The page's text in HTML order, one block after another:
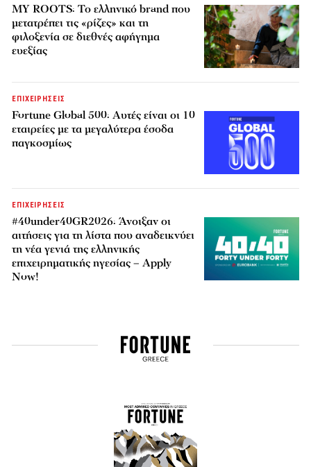
MY ROOTS: Το ελληνικό brand που
μετατρέπει τις «ρίζες» και τη
φιλοξενία σε διεθνές αφήγημα
ευεξίας
ΕΠΙΧΕΙΡΗΣΕΙΣ
Fortune Global 500: Αυτές είναι οι 10
εταιρείες με τα μεγαλύτερα έσοδα
παγκοσμίως
ΕΠΙΧΕΙΡΗΣΕΙΣ
#40under40GR2026: Άνοιξαν οι
αιτήσεις για τη λίστα που αναδεικνύει
τη νέα γενιά της ελληνικής
επιχειρηματικής ηγεσίας – Apply
Now!